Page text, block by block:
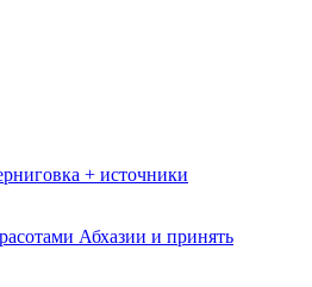
+ источники
Абхазии и принять